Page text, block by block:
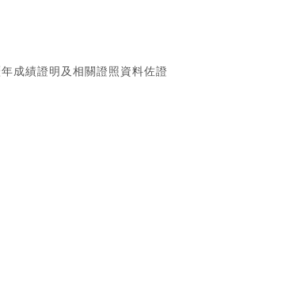
成績證明及相關證照資料佐證